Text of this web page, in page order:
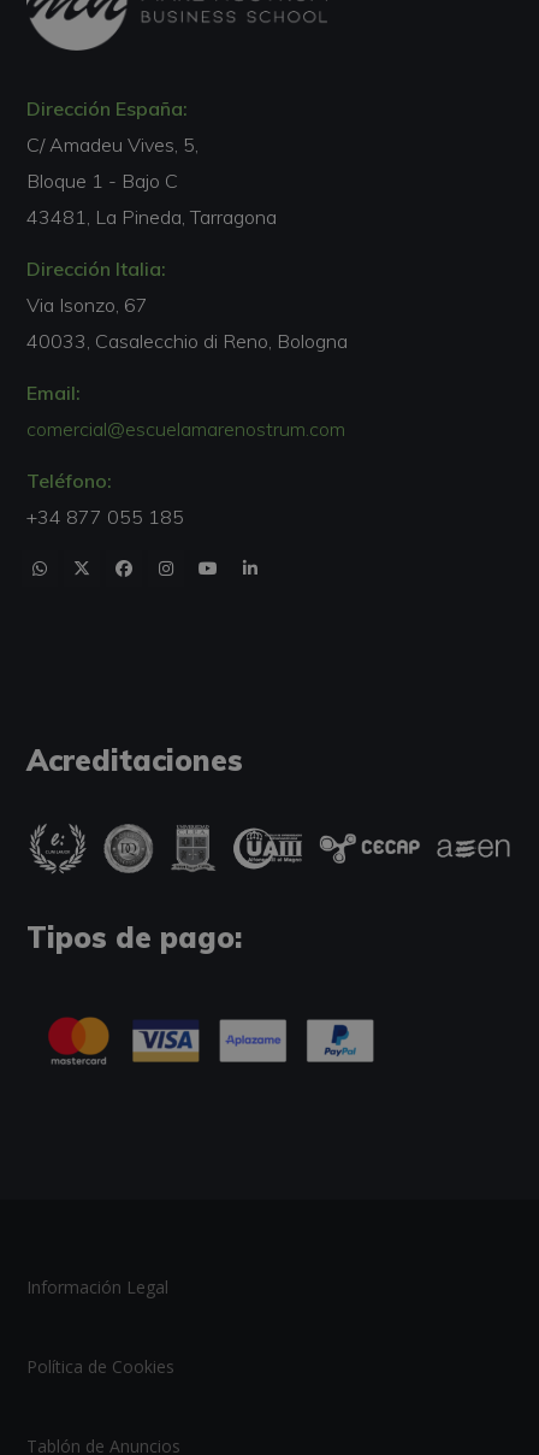
Dirección España:
C/ Amadeu Vives, 5,
Bloque 1 - Bajo C
43481, La Pineda, Tarragona
Dirección Italia:
Via Isonzo, 67
40033, Casalecchio di Reno, Bologna
Email:
comercial@escuelamarenostrum.com
Teléfono:
+34 877 055 185
Acreditaciones
Tipos de pago:
Información Legal
Política de Cookies
Tablón de Anuncios